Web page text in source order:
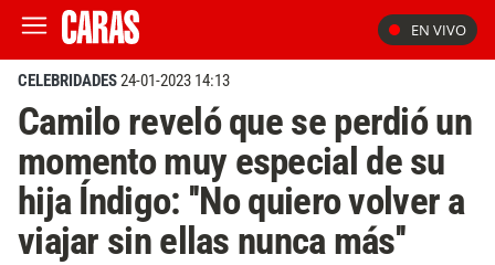
EN VIVO
CELEBRIDADES24-01-2023 14:13
Camilo reveló que se perdió un
momento muy especial de su
hija Índigo: ''No quiero volver a
viajar sin ellas nunca más''